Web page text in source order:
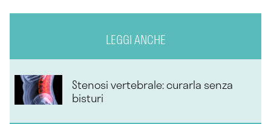
LEGGI ANCHE
Stenosi vertebrale: curarla senza
bisturi